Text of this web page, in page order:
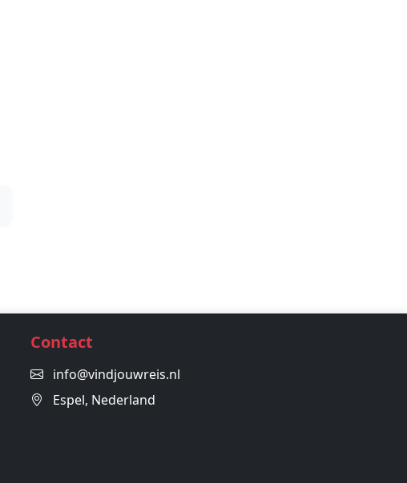
Contact
info@vindjouwreis.nl
Espel, Nederland